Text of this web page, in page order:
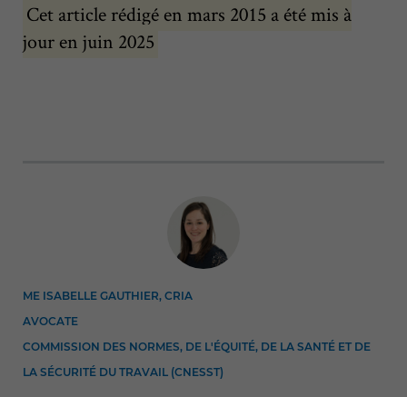
Cet article rédigé en mars 2015 a été mis à
jour en juin 2025
ME ISABELLE GAUTHIER, CRIA
AVOCATE
COMMISSION DES NORMES, DE L'ÉQUITÉ, DE LA SANTÉ ET DE
LA SÉCURITÉ DU TRAVAIL (CNESST)